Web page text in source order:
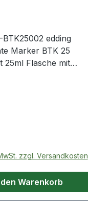
edding
BTK 25
mit
zzgl. Versandkosten
Warenkorb